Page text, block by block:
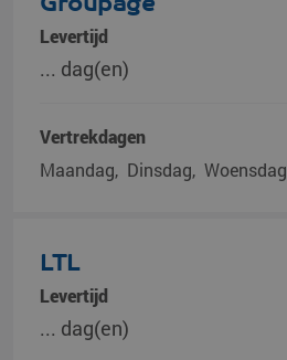
Levertijd
... dag(en)
Vertrekdagen
Maandag
Dinsdag Woensdag
LTL
Levertijd
... dag(en)